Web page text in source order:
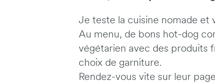
Je teste la cuisine nomade et
Au menu, de bons hot-dog
végétarien avec des produits
choix de garniture.
Rendez-vous vite sur leur page